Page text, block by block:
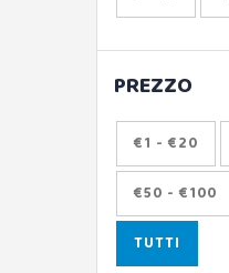
PREZZO
€1 - €20
€50 - €100
TUTTI